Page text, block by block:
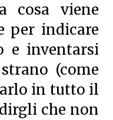
cosa viene
per indicare
e inventarsi
(come
in tutto il
che non